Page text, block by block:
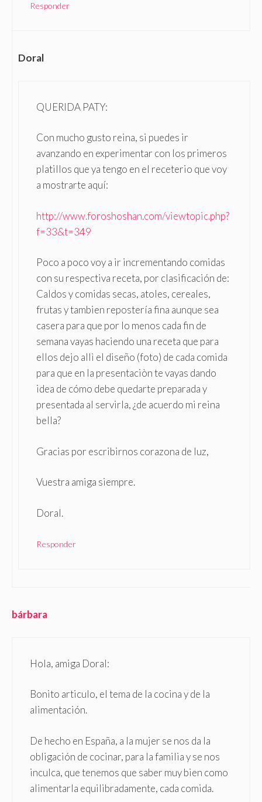
Responder
Doral
QUERIDA PATY:
Con mucho gusto reina, si puedes ir
avanzando en experimentar con los primeros
platillos que ya tengo en el receterio que voy
a mostrarte aquí:
http://www.foroshoshan.com/viewtopic.php?
f=33&t=349
Poco a poco voy a ir incrementando comidas
con su respectiva receta, por clasificación de:
Caldos y comidas secas, atoles, cereales,
frutas y tambien repostería fina aunque sea
casera para que por lo menos cada fin de
semana vayas haciendo una receta que para
ellos dejo allì el diseño (foto) de cada comida
para que en la presentaciòn te vayas dando
idea de cómo debe quedarte preparada y
presentada al servirla, ¿de acuerdo mi reina
bella?
Gracias por escribirnos corazona de luz,
Vuestra amiga siempre.
Doral.
Responder
bárbara
Hola, amiga Doral:
Bonito articulo, el tema de la cocina y de la
alimentación.
De hecho en España, a la mujer se nos da la
obligación de cocinar, para la familia y se nos
inculca, que tenemos que saber muy bien como
alimentarla equilibradamente, cada comida.